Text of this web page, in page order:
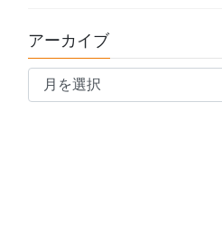
アーカイブ
ア